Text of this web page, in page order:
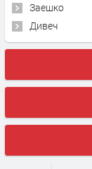
Заешко
Дивеч